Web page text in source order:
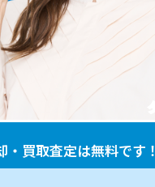
・買取査定は無料です！